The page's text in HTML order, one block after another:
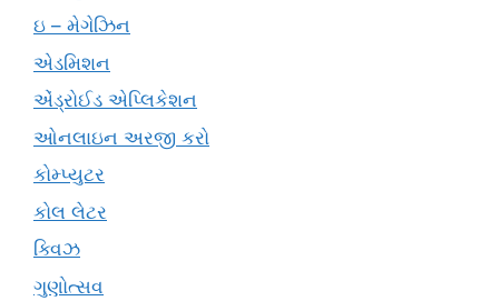
ઇ – મેગેઝિન
એડમિશન
એંડ્રોઈડ એપ્લિકેશન
ઓનલાઇન અરજી કરો
કોમ્પ્યુટર
કોલ લેટર
ક્વિઝ
ગુણોત્સવ